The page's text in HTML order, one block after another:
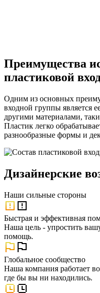
Преимущества
пластиковой
Одним из основных
входной группы является
другими материалами,
Пластик легко
разнообразные формы и
Дизайнерские
Наши сильные стороны
Быстрая и эффективная
Наша цель - упростить
помощь.
Глобальное сообщество
Наша компания работает
где бы вы ни находились.